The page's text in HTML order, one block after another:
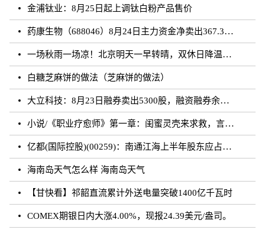
金浦钛业：8月25日起上调钛白粉产品售价
药康生物（688046）8月24日主力资金净卖出367.31万元
一场秋雨一场凉！北京明天一早转晴，双休日降温雨再来
白糖芝麻饼的做法（芝麻饼的做法）
大立科技：8月23日融券卖出5300股，融资融券余额7.64亿元
小说/《职业疗愈师》第一章：闺蜜灵壳来求救，言闻雨对付暗灵
亿都(国际控股)(00259)：南通江海上半年股东应占溢利约3.62亿元 同比增加21.01%
海南岛天气怎么样 海南岛天气
【甘快看】祁韶直流累计外送电量突破1400亿千瓦时
COMEX期银日内大涨4.00%，现报24.39美元/盎司。